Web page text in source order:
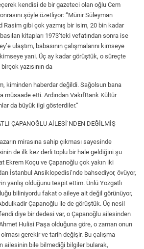
kendisi de bir gazeteci olan oğlu Cem
şöyle özetliyor: “Münir Süleyman
Rasim gibi çok yazmış bir isim, 20 bin kadar
kitapları 1973’teki vefatından sonra ise
ulaştım, babasının çalışmalarını kimseye
yani. Üç ay kadar görüştük, o süreçte
yazısının da
kiminden haberdar değildi. Sağolsun bana
müsaade etti. Ardından VakıfBank Kültür
da büyük ilgi gösterdiler.”
ÇAPANOĞLU AİLESİ’NDEN DEĞİLMİŞ
mirasına sahip çıkması sayesinde
de ilk kez derli toplu bir hale geldiğini şu
Ekrem Koçu ve Çapanoğlu çok yakın iki
İstanbul Ansiklopedisi’nde bahsediyor, övüyor,
yanlış olduğunu tespit ettim. Ünlü Yozgatlı
biliniyordu fakat o aileye ait değil görünüyor,
Çapanoğlu ile de görüştük. Üç nesil
diye bir dedesi var, o Çapanoğlu ailesinden
Hulisi Paşa olduğuna göre, o zaman onun
gerekir ve tarih değişir. Bu çalışma
ailesinin bile bilmediği bilgiler bularak,